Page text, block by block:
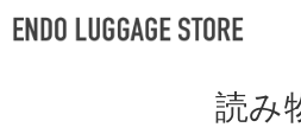
誕生日プレゼ
読み